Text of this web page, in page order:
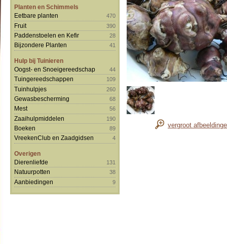
Planten en Schimmels
Eetbare planten
470
Fruit 390
Paddenstoelen en Kefir 28
Bijzondere Planten 41
Hulp bij Tuinieren
Oogst- en Snoeigereedschap
44
Tuingereedschappen 109
Tuinhulpjes 260
Gewasbescherming 68
Mest 56
Zaaihulpmiddelen 190
Boeken 89
VreekenClub en Zaadgidsen 4
Overigen
Dierenliefde
131
Natuurpotten 38
Aanbiedingen 9
vergroot